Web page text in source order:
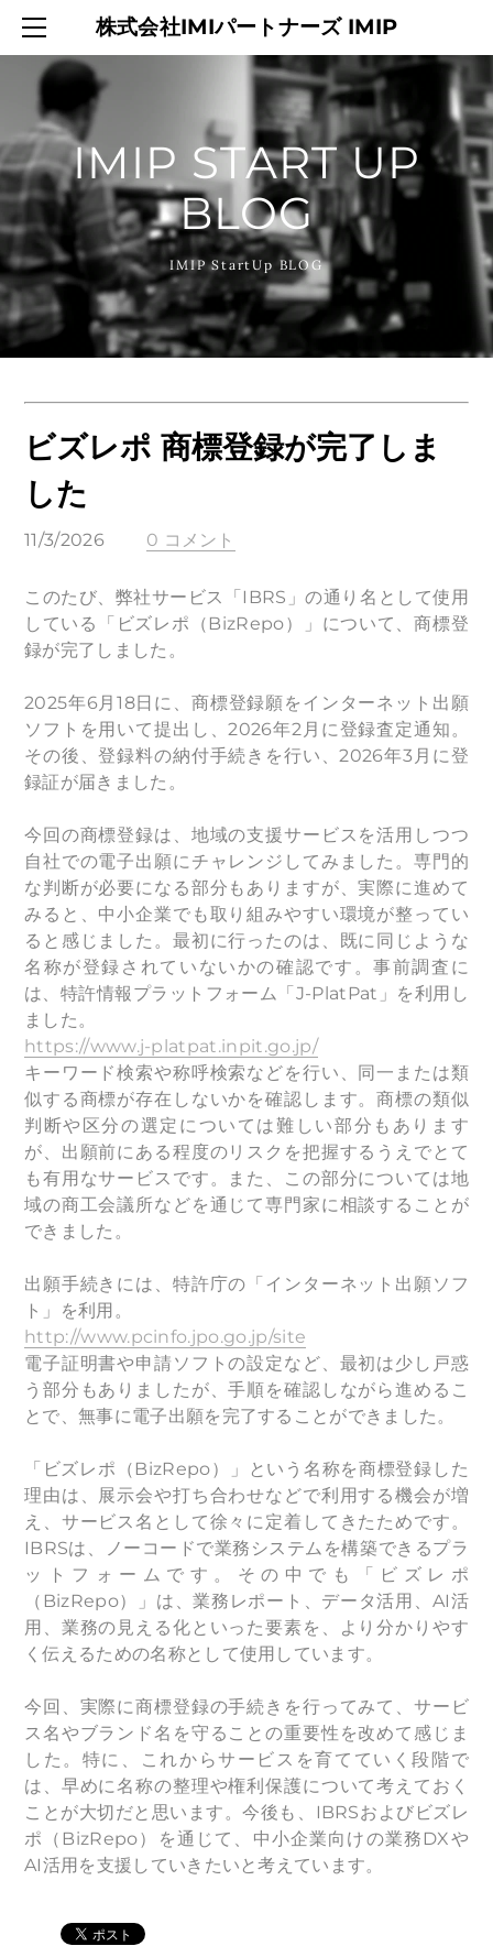
株式会社IMIパートナーズ IMIP
IMIP START UP
BLOG
IMIP StartUp BLOG
ビズレポ 商標登録が完了しま
した
11/3/2026 0 コメント
このたび、弊社サービス「IBRS」の通り名として使用
している「ビズレポ（BizRepo）」について、商標登
録が完了しました。
2025年6月18日に、商標登録願をインターネット出願
ソフトを用いて提出し、2026年2月に登録査定通知。
その後、登録料の納付手続きを行い、2026年3月に登
録証が届きました。
今回の商標登録は、地域の支援サービスを活用しつつ
自社での電子出願にチャレンジしてみました。専門的
な判断が必要になる部分もありますが、実際に進めて
みると、中小企業でも取り組みやすい環境が整ってい
ると感じました。最初に行ったのは、既に同じような
名称が登録されていないかの確認です。事前調査に
は、特許情報プラットフォーム「J-PlatPat」を利用し
ました。
https://www.j-platpat.inpit.go.jp/
キーワード検索や称呼検索などを行い、同一または類
似する商標が存在しないかを確認します。商標の類似
判断や区分の選定については難しい部分もあります
が、出願前にある程度のリスクを把握するうえでとて
も有用なサービスです。また、この部分については地
域の商工会議所などを通じて専門家に相談することが
できました。
出願手続きには、特許庁の「インターネット出願ソフ
ト」を利用。
http://www.pcinfo.jpo.go.jp/site
電子証明書や申請ソフトの設定など、最初は少し戸惑
う部分もありましたが、手順を確認しながら進めるこ
とで、無事に電子出願を完了することができました。
「ビズレポ（BizRepo）」という名称を商標登録した
理由は、展示会や打ち合わせなどで利用する機会が増
え、サービス名として徐々に定着してきたためです。
IBRSは、ノーコードで業務システムを構築できるプラ
ットフォームです。その中でも「ビズレポ
（BizRepo）」は、業務レポート、データ活用、AI活
用、業務の見える化といった要素を、より分かりやす
く伝えるための名称として使用しています。
今回、実際に商標登録の手続きを行ってみて、サービ
ス名やブランド名を守ることの重要性を改めて感じま
した。特に、これからサービスを育てていく段階で
は、早めに名称の整理や権利保護について考えておく
ことが大切だと思います。今後も、IBRSおよびビズレ
ポ（BizRepo）を通じて、中小企業向けの業務DXや
AI活用を支援していきたいと考えています。
HOME
SERVICES
ABOUT
CONTACT
BLOG